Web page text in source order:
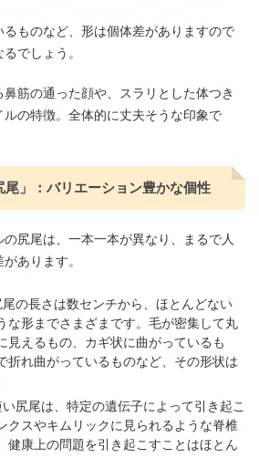
ものなど、形は個体差がありますので
でしょう。
筋の通った顔や、スラリとした体つき
の特徴。全体的に丈夫そうな印象で
尾」：バリエーション豊かな個性
尻尾は、一本一本が異なり、まるで人
あります。
尾の長さは数センチから、ほとんどない
な形までさまざまです。毛が密集して丸
見えるもの、カギ状に曲がっているも
折れ曲がっているものなど、その形状は
い尻尾は、特定の遺伝子によって引き起こ
クスやキムリックに見られるような脊椎
健康上の問題を引き起こすことはほとん